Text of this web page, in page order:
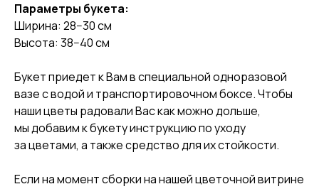
Параметры букета:
Ширина: 28−30 см
Высота: 38−40 см
Букет приедет к Вам в специальной одноразовой
вазе с водой и транспортировочном боксе. Чтобы
наши цветы радовали Вас как можно дольше,
мы добавим к букету инструкцию по уходу
за цветами, а также средство для их стойкости.
Если на момент сборки на нашей цветочной витрине